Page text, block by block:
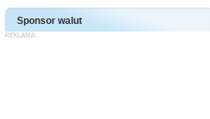
Sponsor walut